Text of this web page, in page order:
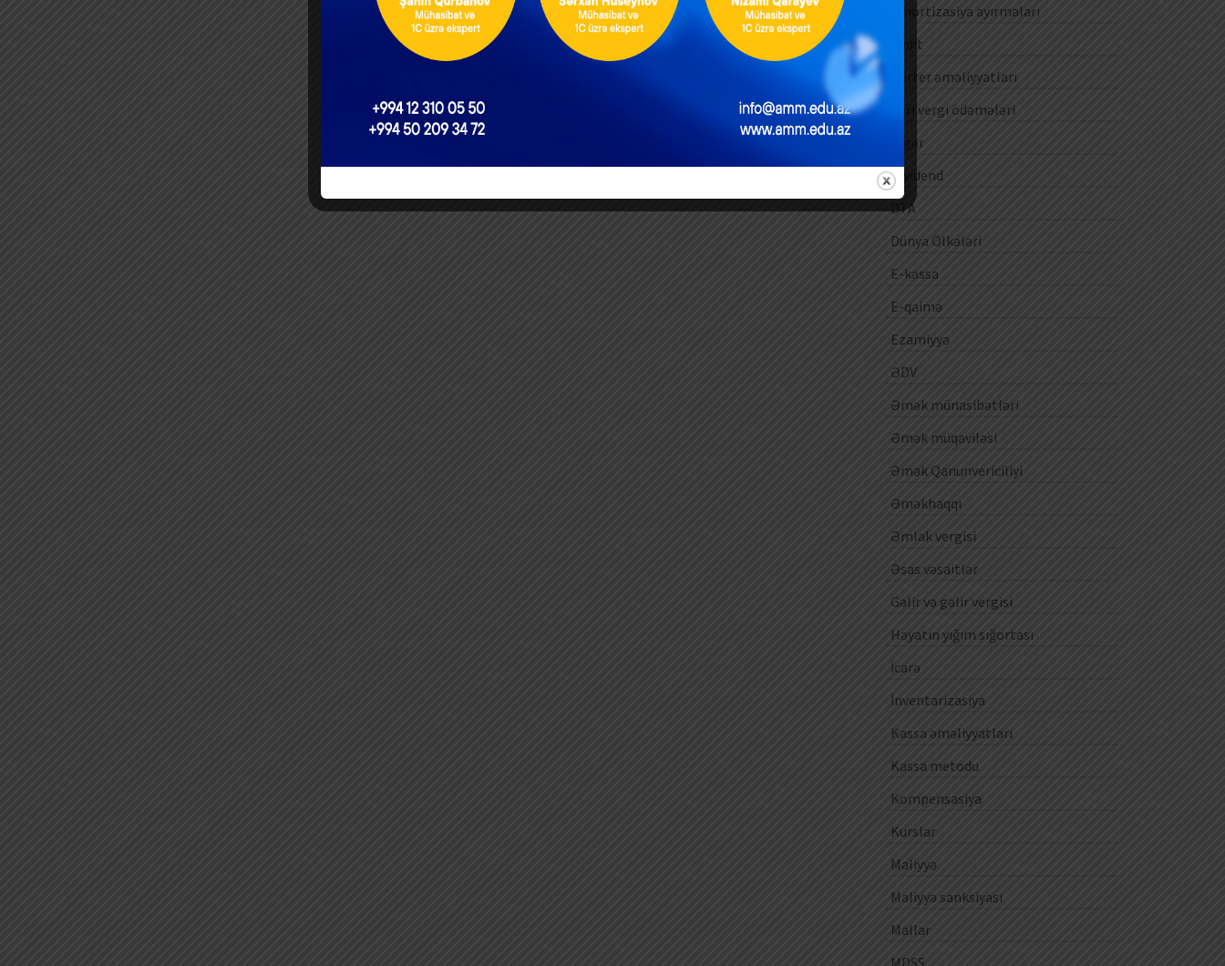
Amortizasiya ayırmaları
Audit
Barter əməliyyatları
Cari vergi ödəmələri
Digər
Dividend
DTA
Dünya Ölkələri
E-kassa
E-qaimə
Ezamiyyə
ƏDV
Əmək münasibətləri
Əmək müqaviləsi
Əmək Qanunvericiliyi
Əməkhaqqı
Əmlak vergisi
Əsas vəsaitlər
Gəlir və gəlir vergisi
Həyatın yığım sığortası
İcarə
İnventarizasiya
Kassa əməliyyatları
Kassa metodu
Kompensasiya
Kurslar
Maliyyə
Maliyyə sanksiyası
Mallar
MDSS